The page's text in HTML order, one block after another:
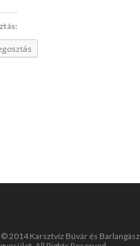
2014 Karsztvíz Búvár és Barlangász